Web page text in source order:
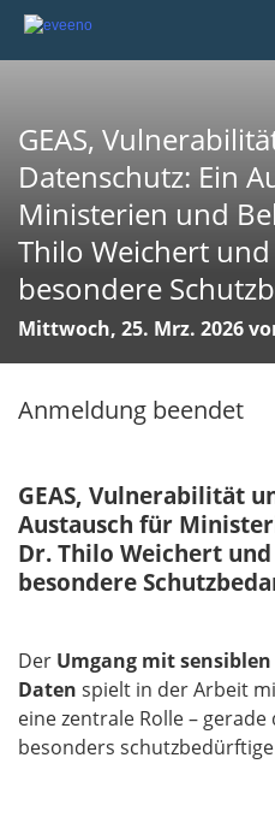
GEAS,
Datenschutz: Ein
Ministerien und
Thilo Weichert
besondere
Mittwoch, 25. Mrz. 2026
Anmeldung beendet
GEAS, Vulnerabilität
Austausch für
Dr. Thilo Weichert
besondere
Der Umgang mit
Daten spielt in der Arbeit
eine zentrale Rolle –
besonders